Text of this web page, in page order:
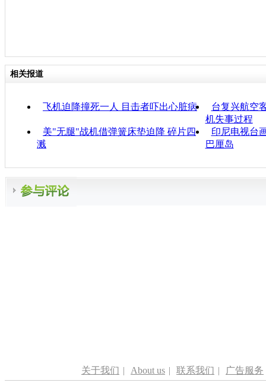
相关报道
飞机迫降撞死一人 目击者吓出心脏病
台复兴航空
机失事过程
美"无腿"战机借弹簧床垫迫降 碎片四
溅
印尼电视台
巴厘岛
关于我们 | About us | 联系我们 | 广告服务